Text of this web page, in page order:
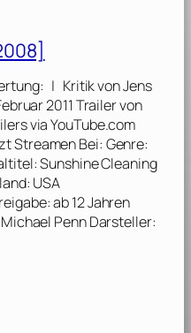
| Kritik von Jens
2011 Trailer von
via YouTube.com
Streamen Bei: Genre:
Sunshine Cleaning
USA
ab 12 Jahren
Penn Darsteller: